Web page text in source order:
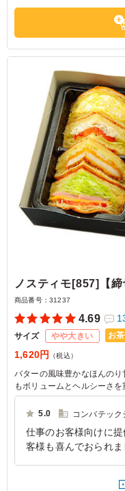
ノスティモ[857]【締
商品番号： 31237
4.69
サイズ やや大きい お
1,620円 （税込）
バターの風味豊かなほんの
もボリュームとヘルシーさを
5.0 コンバテック
仕事のお客様向けに
客様も喜んでおられま